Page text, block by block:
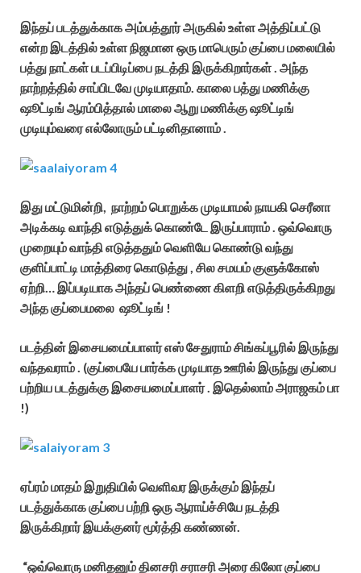
இந்தப் படத்துக்காக அம்பத்தூர் அருகில் உள்ள அத்திப்பட்டு
என்ற இடத்தில் உள்ள நிஜமான ஒரு மாபெரும் குப்பை மலையில்
பத்து நாட்கள் படப்பிடிப்பை நடத்தி இருக்கிறார்கள் . அந்த
நாற்றத்தில் சாப்பிடவே முடியாதாம். காலை பத்து மணிக்கு
ஷூட்டிங் ஆரம்பித்தால் மாலை ஆறு மணிக்கு ஷூட்டிங்
முடியும்வரை எல்லோரும் பட்டினிதானாம் .
இது மட்டுமின்றி, நாற்றம் பொறுக்க முடியாமல் நாயகி செரீனா
அடிக்கடி வாந்தி எடுத்துக் கொண்டே இருப்பாராம் . ஒவ்வொரு
முறையும் வாந்தி எடுத்ததும் வெளியே கொண்டு வந்து
குளிப்பாட்டி மாத்திரை கொடுத்து , சில சமயம் குளுக்கோஸ்
ஏற்றி… இப்படியாக அந்தப் பெண்ணை கிளறி எடுத்திருக்கிறது
அந்த குப்பைமலை ஷூட்டிங் !
படத்தின் இசையமைப்பாளர் எஸ் சேதுராம் சிங்கப்பூரில் இருந்து
வந்தவராம் . (குப்பையே பார்க்க முடியாத ஊரில் இருந்து குப்பை
பற்றிய படத்துக்கு இசையமைப்பாளர் . இதெல்லாம் அராஜகம் பா
!)
ஏப்ரம் மாதம் இறுதியில் வெளிவர இருக்கும் இந்தப்
படத்துக்காக குப்பை பற்றி ஒரு ஆராய்ச்சியே நடத்தி
இருக்கிறார் இயக்குனர் மூர்த்தி கண்ணன்.
“ஒவ்வொரு மனிதனும் தினசரி சராசரி அரை கிலோ குப்பை